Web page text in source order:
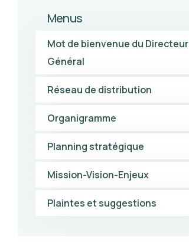
Menus
Mot de bienvenue du Directeur
Général
Réseau de distribution
Organigramme
Planning stratégique
Mission-Vision-Enjeux
Plaintes et suggestions